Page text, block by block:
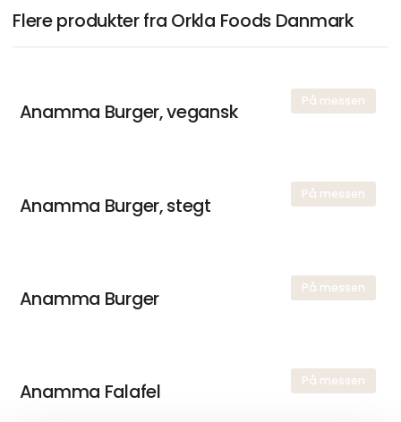
Flere produkter fra Orkla Foods Danmark
På messen
Anamma Burger, vegansk
På messen
Anamma Burger, stegt
På messen
Anamma Burger
På messen
Anamma Falafel